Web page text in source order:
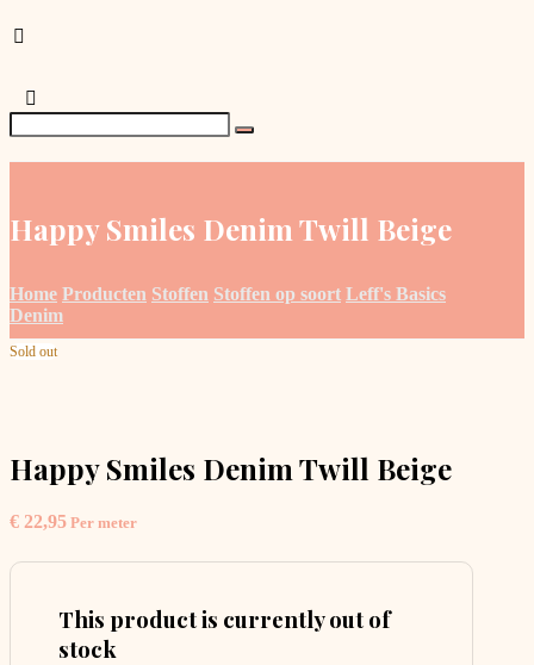
Happy Smiles Denim Twill Beige
Home Producten Stoffen Stoffen op soort Leff's Basics
Denim
Sold out
Happy Smiles Denim Twill Beige
€ 22,95 Per meter
This product is currently out of
stock